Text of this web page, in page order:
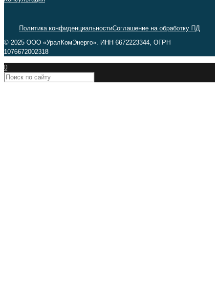
Политика конфиденциальностиСоглашение на обработку ПД
© 2025 ООО «УралКомЭнерго». ИНН 6672223344, ОГРН
1076672002318
0